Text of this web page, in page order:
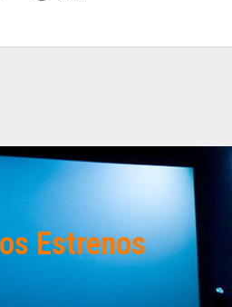
Estrenos